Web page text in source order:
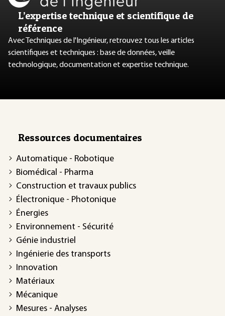
L’expertise technique et scientifique de
référence
Avec Techniques de l'Ingénieur, retrouvez tous les articles
scientifiques et techniques : base de données, veille
technologique, documentation et expertise technique.
Ressources documentaires
Automatique - Robotique
Biomédical - Pharma
Construction et travaux publics
Électronique - Photonique
Énergies
Environnement - Sécurité
Génie industriel
Ingénierie des transports
Innovation
Matériaux
Mécanique
Mesures - Analyses